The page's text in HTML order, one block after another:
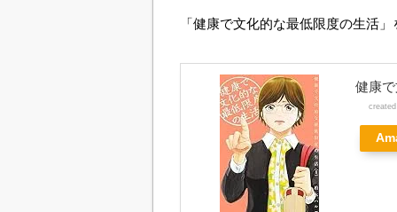
「健康で文化的な最低限度の生活」
健康